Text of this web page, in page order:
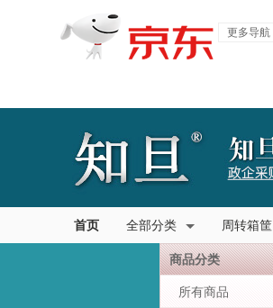
更多导航
首页 全部分类 周转箱筐
商品分类
所有商品